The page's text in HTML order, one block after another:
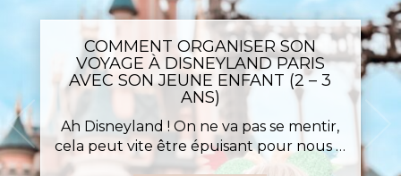
COMMENT ORGANISER SON
VOYAGE À DISNEYLAND PARIS
AVEC SON JEUNE ENFANT (2 – 3
ANS)
Ah Disneyland ! On ne va pas se mentir,
cela peut vite être épuisant pour nous …